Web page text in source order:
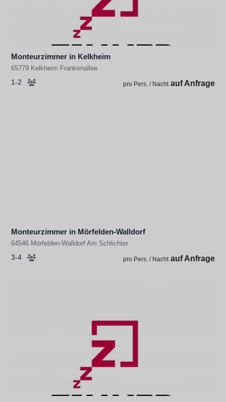
Monteurzimmer in Kelkheim
65779 Kelkheim Frankenallee
1-2 pro Pers. / Nacht auf Anfrage
Monteurzimmer in Mörfelden-Walldorf
64546 Mörfelden-Walldorf Am Schlichter
3-4 pro Pers. / Nacht auf Anfrage